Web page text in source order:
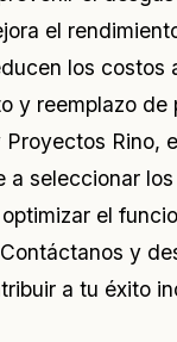
el
los costos
y reemplazo de
Proyectos Rino,
a seleccionar
el
y
a tu éxito